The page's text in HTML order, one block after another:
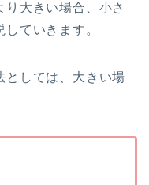
大きい場合、小さ
ていきます。
としては、大きい場